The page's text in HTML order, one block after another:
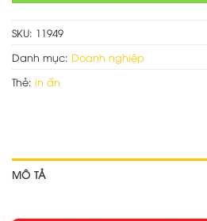
SKU: 11949
Danh mục: Doanh nghiệp
Thẻ: in ấn
MÔ TẢ